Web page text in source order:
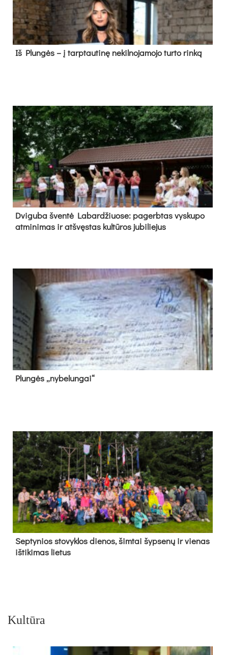
Iš Plungės – į tarptautinę nekilnojamojo turto rinką
Dvi­gu­ba šven­tė La­bar­džiuo­se: pa­gerb­tas vys­ku­po
at­mi­ni­mas ir at­švęs­tas kul­tū­ros ju­bi­lie­jus
Plun­gės „ny­be­lun­gai“
Sep­ty­nios sto­vyk­los die­nos, šim­tai šyp­se­nų ir vie­nas
iš­ti­ki­mas lie­tus
Kultūra